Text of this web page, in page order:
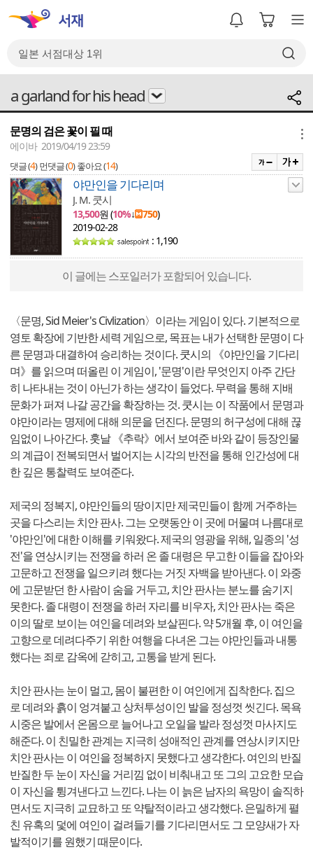
a garland for his head
문명의 검은 꽃이 필 때
에이바 2019/04/19 23:59
댓글 (4) 먼댓글 (0) 좋아요 (14)
야만인을 기다리며
J. M. 쿳시
13,500원 (10%↓ 750)
2019-02-28
: 1,190
이 글에는 스포일러가 포함되어 있습니다.
〈문명, Sid Meier's Civlization〉이라는 게임이 있다. 기본적으로
영토 확장에 기반한 세력 게임으로, 목표는 내가 선택한 문명이 다
른 문명과 대결하여 승리하는 것이다. 쿳시의 《야만인을 기다리
며》를 읽으며 떠올린 이 게임이, '문명'이란 무엇인지 아주 간단
히 나타내는 것이 아닌가 하는 생각이 들었다. 무력을 통해 지배
문화가 퍼져 나갈 공간을 확장하는 것. 쿳시는 이 작품에서 문명과
야만이라는 명제에 대해 의문을 던진다. 문명의 허구성에 대해 끊
임없이 나아간다. 훗날 《추락》에서 보여준 바와 같이 등장인물
의 계급이 전복되면서 벌어지는 시각의 반전을 통해 인간성에 대
한 깊은 통찰력도 보여준다.
제국의 정복지, 야만인들의 땅이지만 제국민들이 함께 거주하는
곳을 다스리는 치안 판사. 그는 오랫동안 이 곳에 머물며 나름대로
'야만인'에 대한 이해를 키워왔다. 제국의 영광을 위해, 일종의 '성
전'을 연상시키는 전쟁을 하러 온 졸 대령은 무고한 이들을 잡아와
고문하고 전쟁을 일으키려 했다는 거짓 자백을 받아낸다. 이 와중
에 고문받던 한 사람이 숨을 거두고, 치안 판사는 분노를 숨기지
못한다. 졸 대령이 전쟁을 하러 자리를 비우자, 치안 판사는 죽은
이의 딸로 보이는 여인을 데려와 보살핀다. 약 5개월 후, 이 여인을
고향으로 데려다주기 위한 여행을 다녀온 그는 야만인들과 내통
했다는 죄로 감옥에 갇히고, 고통을 받게 된다.
치안 판사는 눈이 멀고, 몸이 불편한 이 여인에게 집착한다. 집으
로 데려와 흙이 엉겨붙고 상처투성이인 발을 정성껏 씻긴다. 목욕
시중은 발에서 온몸으로 늘어나고 오일을 발라 정성껏 마사지도
해준다. 이 친밀한 관계는 지극히 성애적인 관계를 연상시키지만
치안 판사는 이 여인을 정복하지 못했다고 생각한다. 여인의 반질
반질한 두 눈이 자신을 거리낌 없이 비춰내고 또 그의 고요한 모습
이 자신을 튕겨낸다고 느낀다. 나는 이 늙은 남자의 욕망이 솔직하
면서도 지극히 교묘하고 또 약탈적이라고 생각했다. 은밀하게 펼
친 유혹의 덫에 여인이 걸려들기를 기다리면서도 그 모양새가 자
발적이기를 원했기 때문이다.